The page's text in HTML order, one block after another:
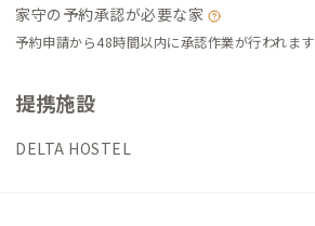
家守の予約承認が必要な家
予約申請から48時間以内に承認作業が行われます
提携施設
DELTA HOSTEL